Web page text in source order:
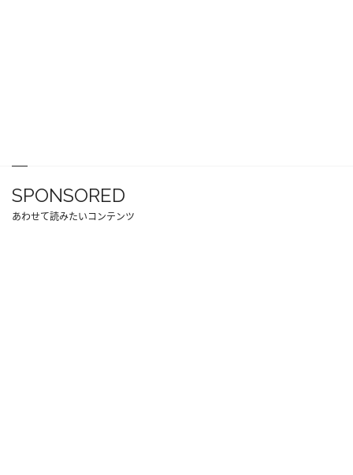
SPONSORED
あわせて読みたいコンテンツ